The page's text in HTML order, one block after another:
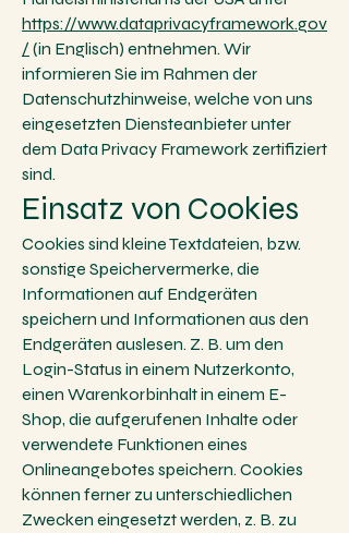
https://www.dataprivacyframework.gov
/ (in Englisch) entnehmen. Wir
informieren Sie im Rahmen der
Datenschutzhinweise, welche von uns
eingesetzten Diensteanbieter unter
dem Data Privacy Framework zertifiziert
sind.
Einsatz von Cookies
Cookies sind kleine Textdateien, bzw.
sonstige Speichervermerke, die
Informationen auf Endgeräten
speichern und Informationen aus den
Endgeräten auslesen. Z. B. um den
Login-Status in einem Nutzerkonto,
einen Warenkorbinhalt in einem E-
Shop, die aufgerufenen Inhalte oder
verwendete Funktionen eines
Onlineangebotes speichern. Cookies
können ferner zu unterschiedlichen
Zwecken eingesetzt werden, z. B. zu